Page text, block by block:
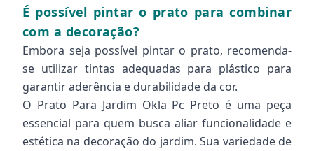
É possível pintar o prato para combinar
com a decoração?
Embora seja possível pintar o prato, recomenda-
se utilizar tintas adequadas para plástico para
garantir aderência e durabilidade da cor.
O Prato Para Jardim Okla Pc Preto é uma peça
essencial para quem busca aliar funcionalidade e
estética na decoração do jardim. Sua variedade de